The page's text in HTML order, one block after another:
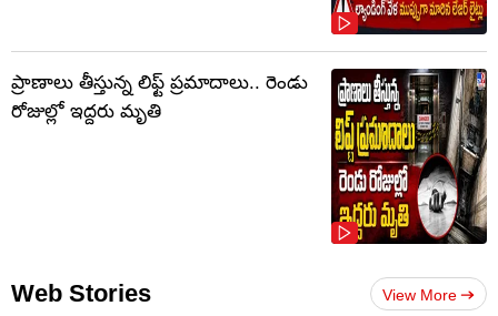
ప్రాణాలు తీస్తున్న లిఫ్ట్‌ ప్రమాదాలు.. రెండు
రోజుల్లో ఇద్దరు మృతి
Web Stories View More